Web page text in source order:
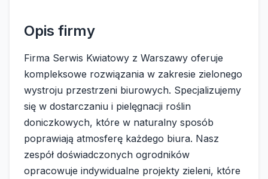
Opis firmy
Firma Serwis Kwiatowy z Warszawy oferuje
kompleksowe rozwiązania w zakresie zielonego
wystroju przestrzeni biurowych. Specjalizujemy
się w dostarczaniu i pielęgnacji roślin
doniczkowych, które w naturalny sposób
poprawiają atmosferę każdego biura. Nasz
zespół doświadczonych ogrodników
opracowuje indywidualne projekty zieleni, które